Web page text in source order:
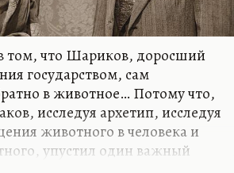
том, что Шариков, доросший
государством, сам
в животное… Потому что,
исследуя архетип, исследуя
животного в человека и
упустил один важный